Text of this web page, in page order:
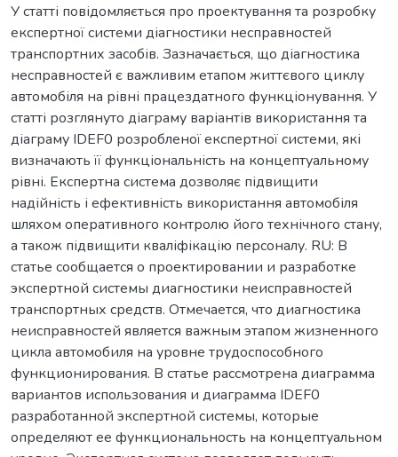
У статті повідомляється про проектування та розробку
експертної системи діагностики несправностей
транспортних засобів. Зазначається, що діагностика
несправностей є важливим етапом життєвого циклу
автомобіля на рівні працездатного функціонування. У
статті розглянуто діаграму варіантів використання та
діаграму IDEF0 розробленої експертної системи, які
визначають її функціональність на концептуальному
рівні. Експертна система дозволяє підвищити
надійність і ефективність використання автомобіля
шляхом оперативного контролю його технічного стану,
а також підвищити кваліфікацію персоналу. RU: В
статье сообщается о проектировании и разработке
экспертной системы диагностики неисправностей
транспортных средств. Отмечается, что диагностика
неисправностей является важным этапом жизненного
цикла автомобиля на уровне трудоспособного
функционирования. В статье рассмотрена диаграмма
вариантов использования и диаграмма IDEF0
разработанной экспертной системы, которые
определяют ее функциональность на концептуальном